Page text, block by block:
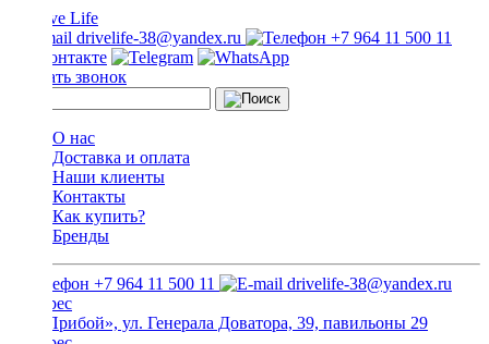
drivelife-38@yandex.ru +7 964 11 500 11
Заказать звонок
О нас
Доставка и оплата
Наши клиенты
Контакты
Как купить?
Бренды
+7 964 11 500 11 drivelife-38@yandex.ru
ТЦ «Прибой», ул. Генерала Доватора, 39, павильоны 29